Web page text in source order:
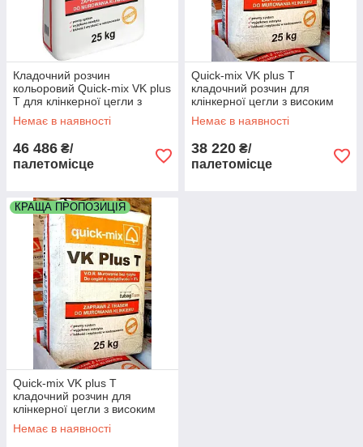
Кладочний розчин
кольоровий Quick-mix VK plus
T для клінкерної цегли з
високим водопоглинанням
колір пісочний палета 48
Немає в наявності
46 486 ₴/
палетомісце
Quick-mix VK plus T
кладочний розчин для
клінкерної цегли з високим
водопоглинанням колір
сталевий палета 48 мішків
Немає в наявності
38 220 ₴/
палетомісце
КРАЩА ПРОПОЗИЦІЯ
Quick-mix VK plus T
кладочний розчин для
клінкерної цегли з високим
водопоглинанням колір
чорний палета 48 мішків
Немає в наявності